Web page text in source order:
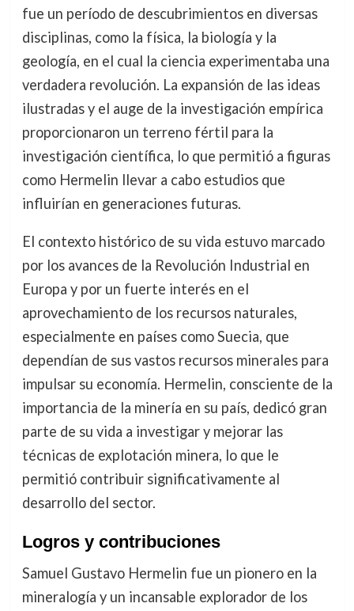
fue un período de descubrimientos en diversas
disciplinas, como la física, la biología y la
geología, en el cual la ciencia experimentaba una
verdadera revolución. La expansión de las ideas
ilustradas y el auge de la investigación empírica
proporcionaron un terreno fértil para la
investigación científica, lo que permitió a figuras
como Hermelin llevar a cabo estudios que
influirían en generaciones futuras.
El contexto histórico de su vida estuvo marcado
por los avances de la Revolución Industrial en
Europa y por un fuerte interés en el
aprovechamiento de los recursos naturales,
especialmente en países como Suecia, que
dependían de sus vastos recursos minerales para
impulsar su economía. Hermelin, consciente de la
importancia de la minería en su país, dedicó gran
parte de su vida a investigar y mejorar las
técnicas de explotación minera, lo que le
permitió contribuir significativamente al
desarrollo del sector.
Logros y contribuciones
Samuel Gustavo Hermelin fue un pionero en la
mineralogía y un incansable explorador de los